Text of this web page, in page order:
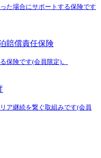
た場合にサポートする保険です
賠償責任保険
保険です(会員限定)。
ア継続を繋ぐ取組みです(会員